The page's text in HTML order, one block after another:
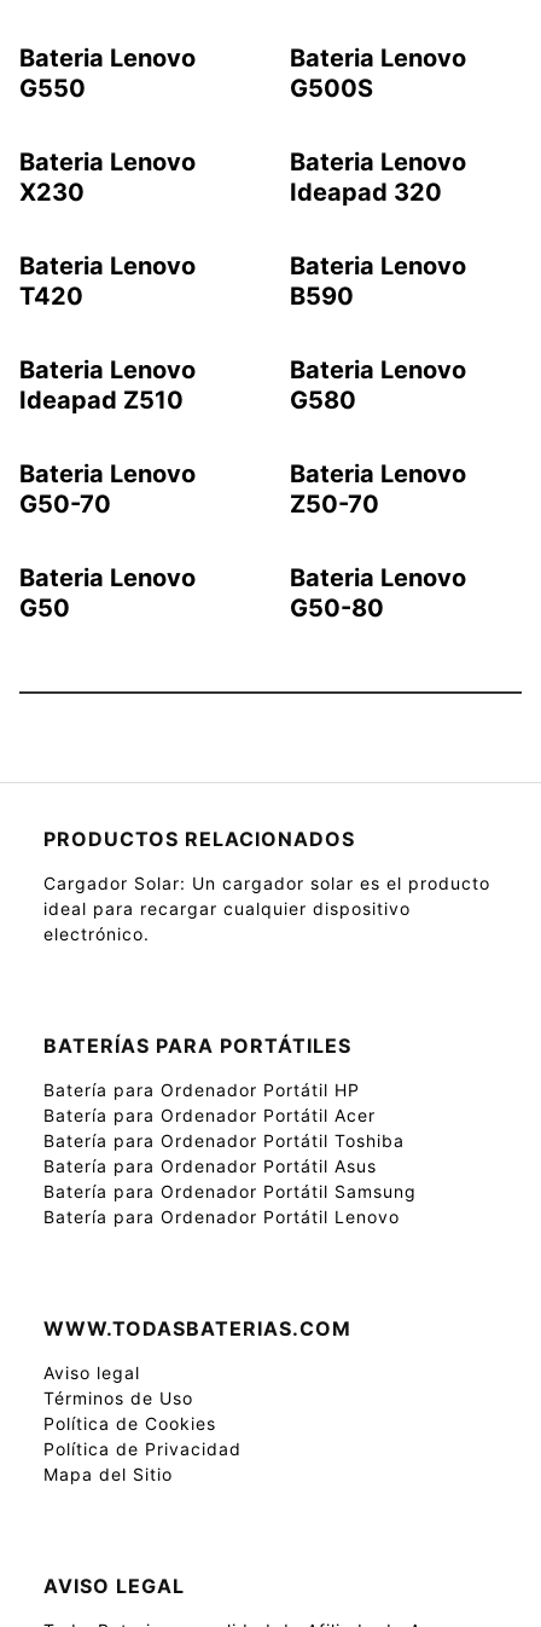
Bateria Lenovo
G550
Bateria Lenovo
G500S
Bateria Lenovo
X230
Bateria Lenovo
Ideapad 320
Bateria Lenovo
T420
Bateria Lenovo
B590
Bateria Lenovo
Ideapad Z510
Bateria Lenovo
G580
Bateria Lenovo
G50-70
Bateria Lenovo
Z50-70
Bateria Lenovo
G50
Bateria Lenovo
G50-80
PRODUCTOS RELACIONADOS
Cargador Solar: Un cargador solar es el producto
ideal para recargar cualquier dispositivo
electrónico.
BATERÍAS PARA PORTÁTILES
Batería para Ordenador Portátil HP
Batería para Ordenador Portátil Acer
Batería para Ordenador Portátil Toshiba
Batería para Ordenador Portátil Asus
Batería para Ordenador Portátil Samsung
Batería para Ordenador Portátil Lenovo
WWW.TODASBATERIAS.COM
Aviso legal
Términos de Uso
Política de Cookies
Política de Privacidad
Mapa del Sitio
AVISO LEGAL